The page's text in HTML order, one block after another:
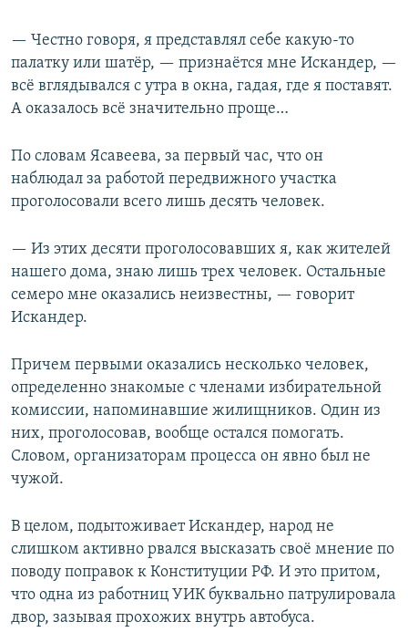
— Честно говоря, я представлял себе какую-то
палатку или шатёр, — признаётся мне Искандер, —
всё вглядывался с утра в окна, гадая, где я поставят.
А оказалось всё значительно проще…
По словам Ясавеева, за первый час, что он
наблюдал за работой передвижного участка
проголосовали всего лишь десять человек.
— Из этих десяти проголосовавших я, как жителей
нашего дома, знаю лишь трех человек. Остальные
семеро мне оказались неизвестны, — говорит
Искандер.
Причем первыми оказались несколько человек,
определенно знакомые с членами избирательной
комиссии, напоминавшие жилищников. Один из
них, проголосовав, вообще остался помогать.
Словом, организаторам процесса он явно был не
чужой.
В целом, подытоживает Искандер, народ не
слишком активно рвался высказать своё мнение по
поводу поправок к Конституции РФ. И это притом,
что одна из работниц УИК буквально патрулировала
двор, зазывая прохожих внутрь автобуса.